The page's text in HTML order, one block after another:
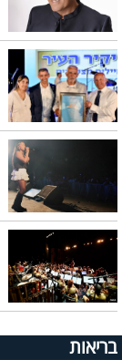
בריאות